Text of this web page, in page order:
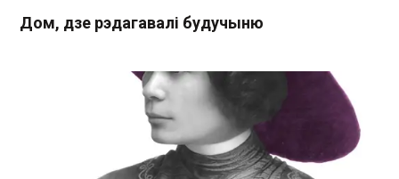
Дом, дзе рэдагавалі будучыню